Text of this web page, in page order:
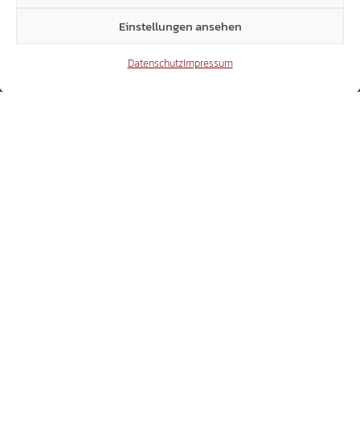
Einstellungen ansehen
DatenschutzImpressum